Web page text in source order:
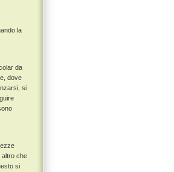
la
da
dove
si
altro che
si